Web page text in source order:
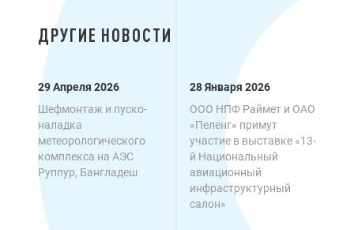
ДРУГИЕ НОВОСТИ
29 Апреля 2026
Шефмонтаж и пуско-
наладка
метеорологического
комплекса на АЭС
Руппур, Бангладеш
28 Января 2026
ООО НПФ Раймет и ОАО
«Пеленг» примут
участие в выставке «13-
й Национальный
авиационный
инфраструктурный
салон»